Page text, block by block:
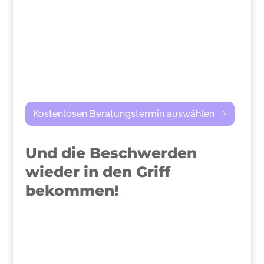
Kostenlosen Beratungstermin auswählen
Und die Beschwerden
wieder in den Griff
bekommen!